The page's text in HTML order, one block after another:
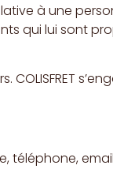
à une
qui lui sont
téléphone,